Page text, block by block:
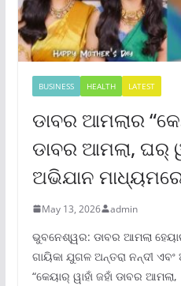
BUSINESS HEALTH LATEST
ଡାବର ଆମଲାର
ଡାବର ଆମଲା, ଘର୍
ଅଭିଯାନ
May 13, 2026 admin
ଭୁବନେଶ୍ୱର: ଡାବର ଆମଲା
ଗାୟିକା ଯୁଗଳ ଅନ୍ତରା ନନ୍ଦୀ
“କେୟାର୍ ୱାହାଁ ଜହାଁ ଡାବର ଆମଲା,